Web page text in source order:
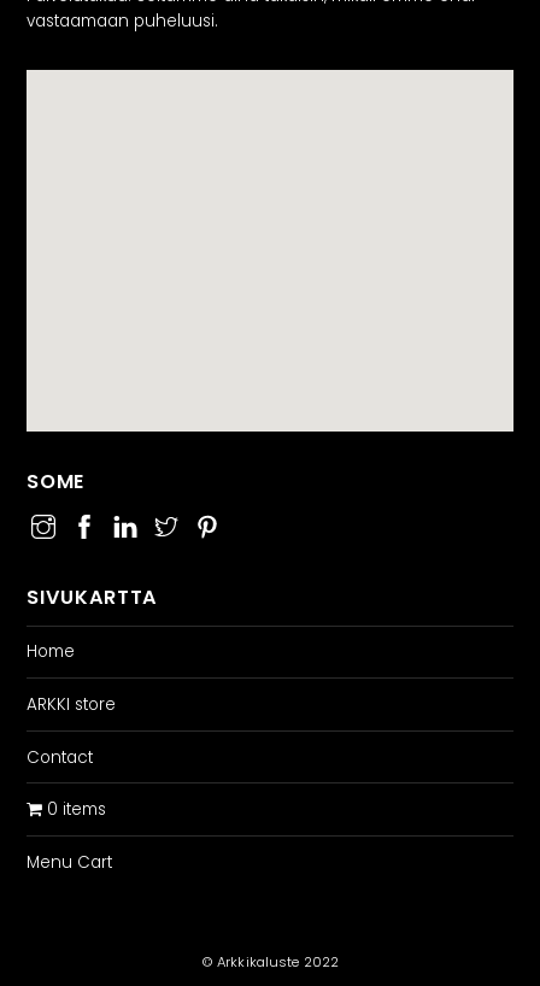
vastaamaan puheluusi.
SOME
SIVUKARTTA
Home
ARKKI store
Contact
0 items
Menu Cart
© Arkkikaluste 2022